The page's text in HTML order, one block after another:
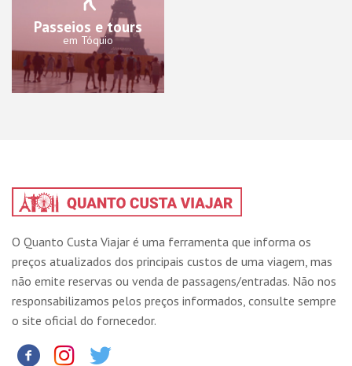
Passeios e tours
em Tóquio
O Quanto Custa Viajar é uma ferramenta que informa os
preços atualizados dos principais custos de uma viagem, mas
não emite reservas ou venda de passagens/entradas. Não nos
responsabilizamos pelos preços informados, consulte sempre
o site oficial do fornecedor.